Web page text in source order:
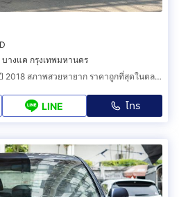
บางแค กรุงเทพมหานคร
HONDA CRV 1.6 DT-EL 4WD ปี 2018 สภาพสวยหายาก ราคาถูกที่สุดในตลาด
LINE โทร